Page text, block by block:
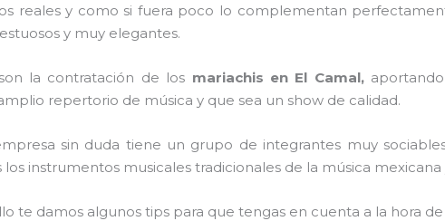
reales y como si fuera poco lo complementan
y muy elegantes.
la contratación de los mariachis en El Camal,
repertorio de música y que sea un show de calidad.
sin duda tiene un grupo de integrantes muy
instrumentos musicales tradicionales de la música mexicana
te damos algunos tips para que tengas en cuenta a la hora